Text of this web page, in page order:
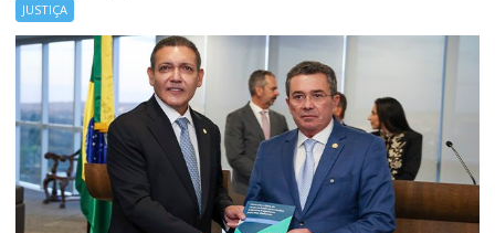
JUSTIÇA